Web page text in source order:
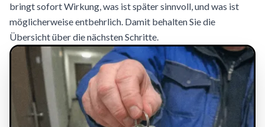
bringt sofort Wirkung, was ist später sinnvoll, und was ist
möglicherweise entbehrlich. Damit behalten Sie die
Übersicht über die nächsten Schritte.